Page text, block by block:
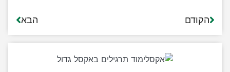
הקודם הבא